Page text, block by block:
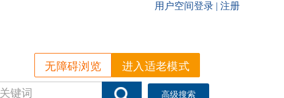
无障碍浏览 进入适老模式
高级搜索